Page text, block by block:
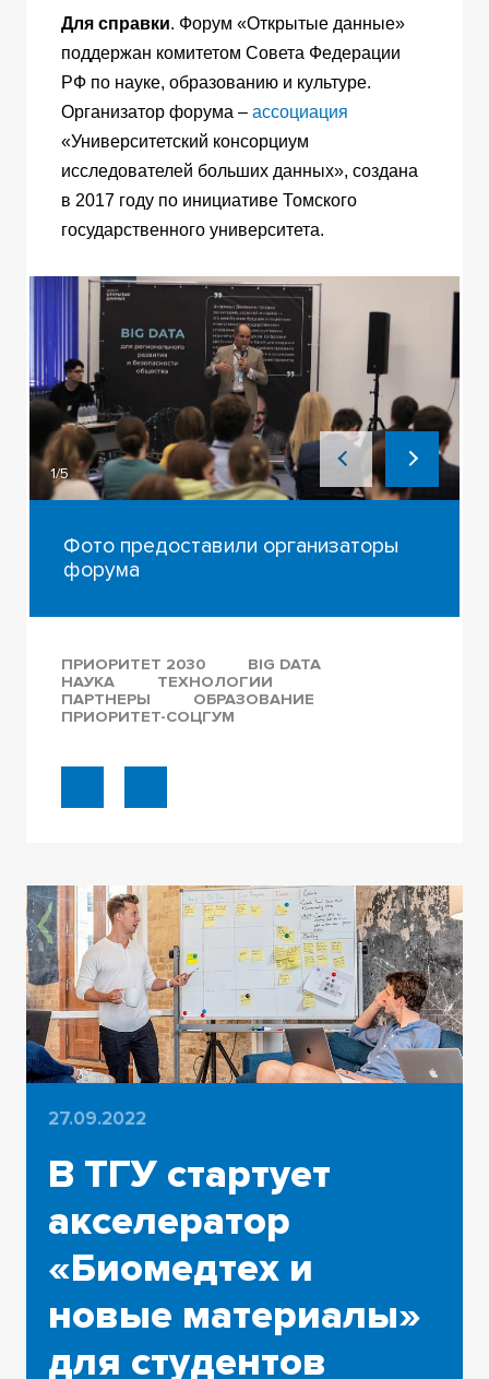
Для справки. Форум «Открытые данные»
поддержан комитетом Совета Федерации
РФ по науке, образованию и культуре.
Организатор форума – ассоциация
«Университетский консорциум
исследователей больших данных», создана
в 2017 году по инициативе Томского
государственного университета.
1/5
Фото предоставили организаторы
форума
ПРИОРИТЕТ 2030
BIG DATA
НАУКА
ТЕХНОЛОГИИ
ПАРТНЕРЫ
ОБРАЗОВАНИЕ
ПРИОРИТЕТ-СОЦГУМ
27.09.2022
В ТГУ стартует
акселератор
«Биомедтех и
новые материалы»
для студентов